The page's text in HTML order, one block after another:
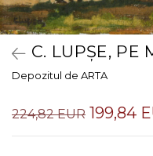
C. LUPȘE, PE
Depozitul de ARTA
224,82 EUR 199,84